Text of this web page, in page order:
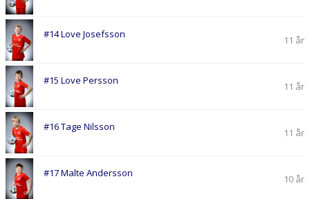
#14 Love Josefsson 11 år
#15 Love Persson 11 år
#16 Tage Nilsson 11 år
#17 Malte Andersson 10 år